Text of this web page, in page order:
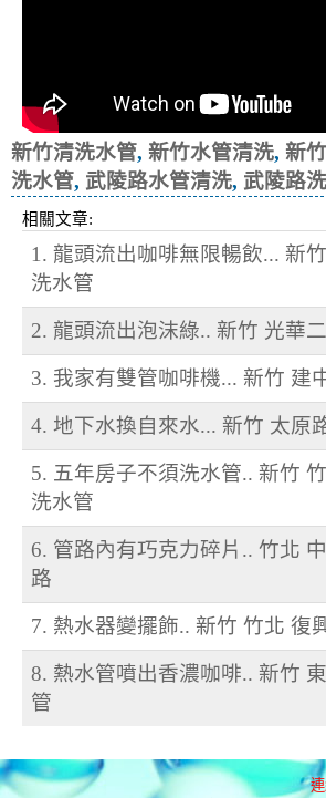
新竹清洗水管, 新竹水管清洗, 新
洗水管, 武陵路水管清洗, 武陵路
相關文章:
1. 龍頭流出咖啡無限暢飲... 新
洗水管
2. 龍頭流出泡沫綠.. 新竹 光華
3. 我家有雙管咖啡機... 新竹 建
4. 地下水換自來水... 新竹 太原
5. 五年房子不須洗水管.. 新竹
洗水管
6. 管路內有巧克力碎片.. 竹北
路
7. 熱水器變擺飾.. 新竹 竹北 復
8. 熱水管噴出香濃咖啡.. 新竹
管